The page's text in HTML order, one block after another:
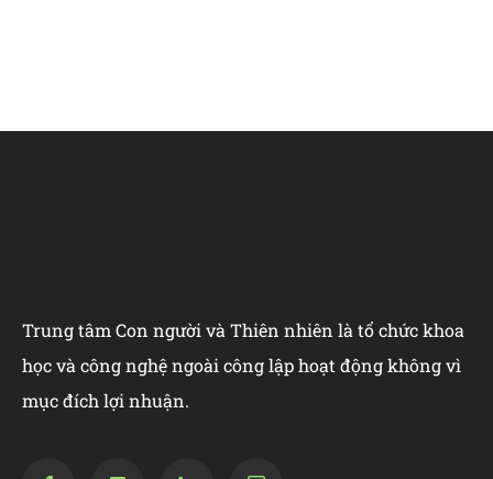
Trung tâm Con người và Thiên nhiên là tổ chức khoa
học và công nghệ ngoài công lập hoạt động không vì
mục đích lợi nhuận.